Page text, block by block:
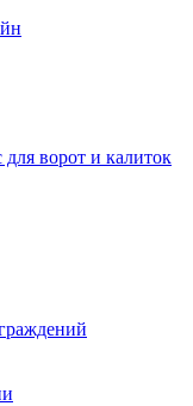
ворот и калиток